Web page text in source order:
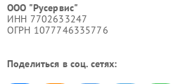
ООО "Русервис"
ИНН 7702633247
ОГРН 1077746335776
Поделиться в соц. сетях: